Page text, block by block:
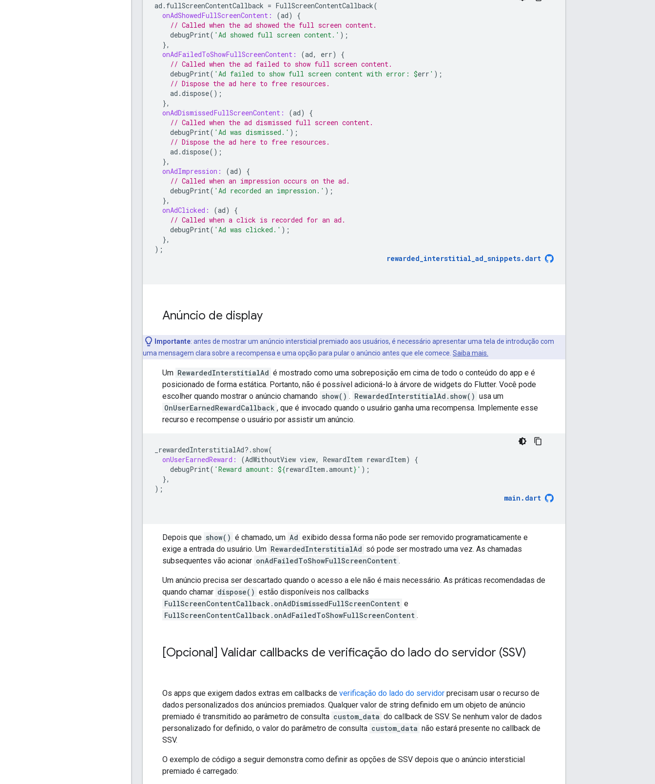
ad . fullScreenContentCallback = FullScreenContentCallback(
onAdShowedFullScreenContent:
(ad)
{
// Called when the ad showed the full screen content.
debugPrint( 'Ad showed full screen content.' );
},
onAdFailedToShowFullScreenContent:
(ad, err)
{
// Called when the ad failed to show full screen content.
debugPrint( 'Ad failed to show full screen content with error: $err ' );
// Dispose the ad here to free resources.
ad .dispose();
},
onAdDismissedFullScreenContent:
(ad)
{
// Called when the ad dismissed full screen content.
debugPrint( 'Ad was dismissed.' );
// Dispose the ad here to free resources.
ad .dispose();
},
onAdImpression:
(ad)
{
// Called when an impression occurs on the ad.
debugPrint( 'Ad recorded an impression.' );
},
onAdClicked:
(ad)
{
// Called when a click is recorded for an ad.
debugPrint( 'Ad was clicked.' );
},
);
rewarded_interstitial_ad_snippets. dart
Anúncio de display
Importante: antes de mostrar um anúncio intersticial premiado aos usuários, é necessário apresentar uma tela de introdução com
uma mensagem clara sobre a recompensa e uma opção para pular o anúncio antes que ele comece. Saiba mais.
Um RewardedInterstitialAd é mostrado como uma sobreposição em cima de todo o conteúdo do app e é
posicionado de forma estática. Portanto, não é possível adicioná-lo à árvore de widgets do Flutter. Você pode
escolher quando mostrar o anúncio chamando show() . RewardedInterstitialAd.show() usa um
OnUserEarnedRewardCallback , que é invocado quando o usuário ganha uma recompensa. Implemente esse
recurso e recompense o usuário por assistir um anúncio.
_rewardedInterstitialAd? . show(
onUserEarnedReward:
(AdWithoutView view, RewardItem rewardItem)
{
debugPrint( 'Reward amount: ${rewardItem .amount} ' );
},
);
main . dart
Depois que show() é chamado, um Ad exibido dessa forma não pode ser removido programaticamente e
exige a entrada do usuário. Um RewardedInterstitialAd só pode ser mostrado uma vez. As chamadas
subsequentes vão acionar onAdFailedToShowFullScreenContent .
Um anúncio precisa ser descartado quando o acesso a ele não é mais necessário. As práticas recomendadas de
quando chamar dispose() estão disponíveis nos callbacks
FullScreenContentCallback.onAdDismissedFullScreenContent e
FullScreenContentCallback.onAdFailedToShowFullScreenContent .
[Opcional] Validar callbacks de verificação do lado do servidor (SSV)
Os apps que exigem dados extras em callbacks de verificação do lado do servidor precisam usar o recurso de
dados personalizados dos anúncios premiados. Qualquer valor de string definido em um objeto de anúncio
premiado é transmitido ao parâmetro de consulta custom_data do callback de SSV. Se nenhum valor de dados
personalizado for definido, o valor do parâmetro de consulta custom_data não estará presente no callback de
SSV.
O exemplo de código a seguir demonstra como definir as opções de SSV depois que o anúncio intersticial
premiado é carregado: